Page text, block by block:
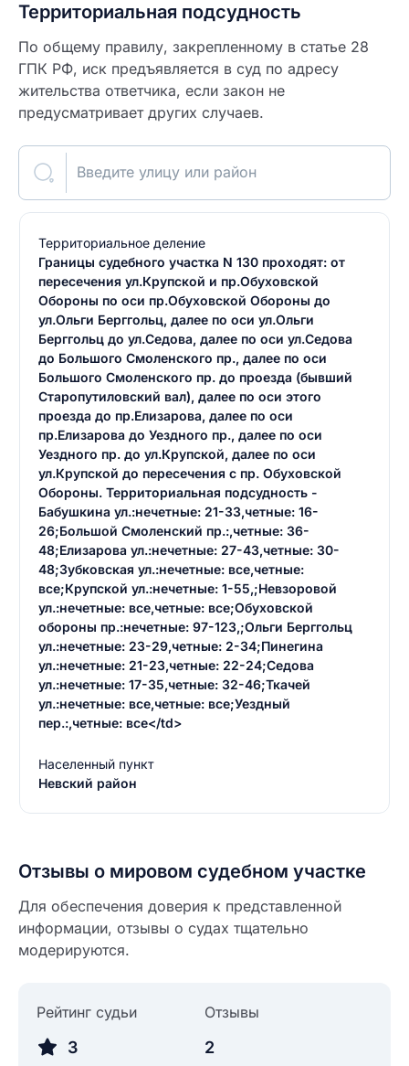
Территориальная подсудность
По общему правилу, закрепленному в статье 28
ГПК РФ, иск предъявляется в суд по адресу
жительства ответчика, если закон не
предусматривает других случаев.
Введите улицу или район
Территориальное деление
Границы судебного участка N 130 проходят: от
пересечения ул.Крупской и пр.Обуховской
Обороны по оси пр.Обуховской Обороны до
ул.Ольги Берггольц, далее по оси ул.Ольги
Берггольц до ул.Седова, далее по оси ул.Седова
до Большого Смоленского пр., далее по оси
Большого Смоленского пр. до проезда (бывший
Старопутиловский вал), далее по оси этого
проезда до пр.Елизарова, далее по оси
пр.Елизарова до Уездного пр., далее по оси
Уездного пр. до ул.Крупской, далее по оси
ул.Крупской до пересечения с пр. Обуховской
Обороны. Территориальная подсудность -
Бабушкина ул.:нечетные: 21-33,четные: 16-
26;Большой Смоленский пр.:,четные: 36-
48;Елизарова ул.:нечетные: 27-43,четные: 30-
48;Зубковская ул.:нечетные: все,четные:
все;Крупской ул.:нечетные: 1-55,;Невзоровой
ул.:нечетные: все,четные: все;Обуховской
обороны пр.:нечетные: 97-123,;Ольги Берггольц
ул.:нечетные: 23-29,четные: 2-34;Пинегина
ул.:нечетные: 21-23,четные: 22-24;Седова
ул.:нечетные: 17-35,четные: 32-46;Ткачей
ул.:нечетные: все,четные: все;Уездный
пер.:,четные: все</td>
Населенный пункт
Невский район
Отзывы о мировом судебном участке
Для обеспечения доверия к представленной
информации, отзывы о судах тщательно
модерируются.
Рейтинг судьи
3
Отзывы
2
Введите свое имя
Введите свой номер телефона